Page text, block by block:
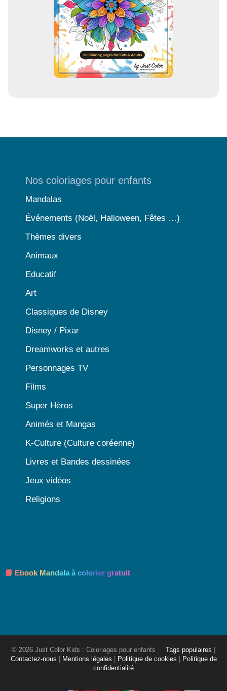
Nos coloriages pour enfants
Mandalas
Événements (Noël, Halloween, Fêtes …)
Thèmes divers
Animaux
Educatif
Art
Classiques de Disney
Disney / Pixar
Dreamworks et autres
Personnages TV
Films
Super Héros
Animés et Mangas
K-Culture (Culture coréenne)
Livres et Bandes dessinées
Jeux vidéos
Religions
📘 Ebook Mandala à colorier gratuit
© 2026 Just Color Kids : Coloriages pour enfants Tags populaires
Contactez-nous
Mentions légales Politique de cookies
Politique de
confidentialité